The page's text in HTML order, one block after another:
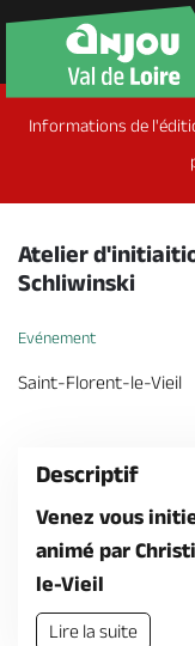
Découvrir
Dormir, manger
Séjours, cadeaux
Informations de
Atelier
Schliwinski
Evénement
Saint-Florent-le-Vieil
Descriptif
Venez vous
animé par
le-Vieil
Lire la suite